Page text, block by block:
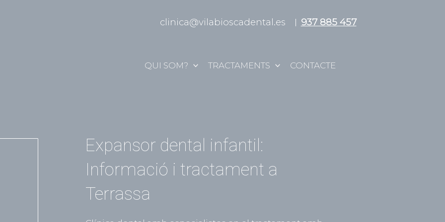
clinica@vilabioscadental.es 937 885 457
QUI SOM? TRACTAMENTS
CONTACTE
Expansor dental infantil:
Informació i tractament a
Terrassa